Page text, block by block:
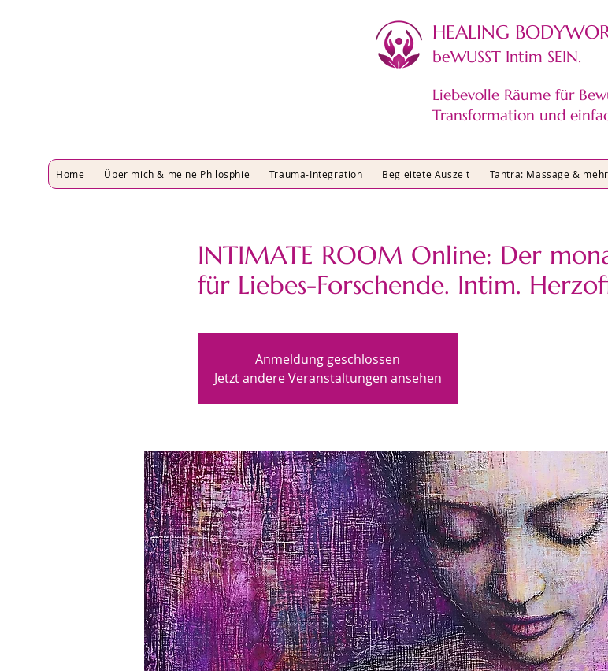
HEALING
beWUSST Intim SEIN.
Liebevolle Räume für
Transformation und
Home Über mich & meine Philosphie Trauma-Integration Begleitete Auszeit Tantra: Massage & mehr
INTIMATE ROOM Online: Der
für Liebes-Forschende. Intim.
Anmeldung geschlossen
Jetzt andere Veranstaltungen ansehen